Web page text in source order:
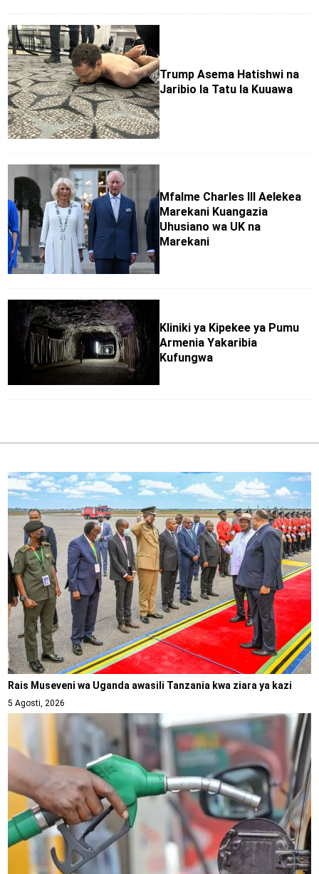
Trump Asema Hatishwi na
Jaribio la Tatu la Kuuawa
Mfalme Charles III Aelekea
Marekani Kuangazia
Uhusiano wa UK na
Marekani
Kliniki ya Kipekee ya Pumu
Armenia Yakaribia
Kufungwa
Rais Museveni wa Uganda awasili Tanzania kwa ziara ya kazi
5 Agosti, 2026